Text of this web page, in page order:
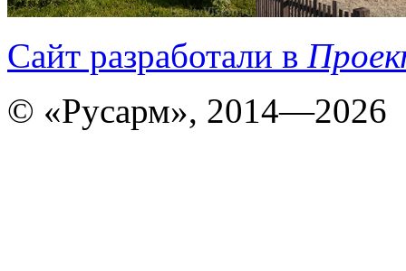
Сайт разработали в
© «Русарм», 2014—2026